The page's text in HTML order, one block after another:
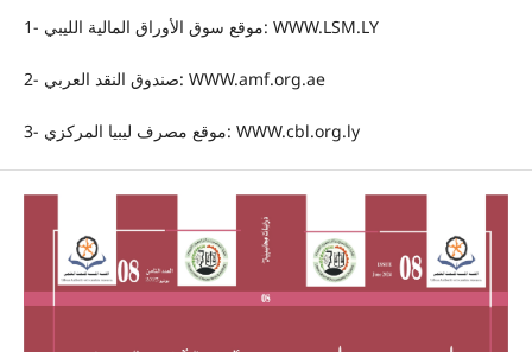
1- موقع سوق الأوراق المالية الليبي: WWW.LSM.LY
2- صندوق النقد العربي: WWW.amf.org.ae
3- موقع مصرف ليبيا المركزي: WWW.cbl.org.ly